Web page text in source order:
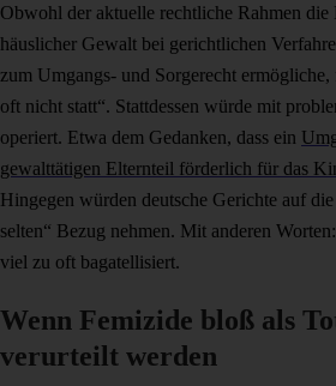
Obwohl der aktuelle rechtliche Rahmen die
häuslicher Gewalt bei gerichtlichen
zum Umgangs- und Sorgerecht
oft nicht statt“. Stattdessen würde mit
operiert. Etwa dem Gedanken, dass ein
gewalttätigen Elternteil förderlich für das
Hingegen würden deutsche Gerichte auf
selten“ Bezug nehmen. Mit anderen
viel zu oft bagatellisiert.
Wenn Femizide bloß als
verurteilt werden